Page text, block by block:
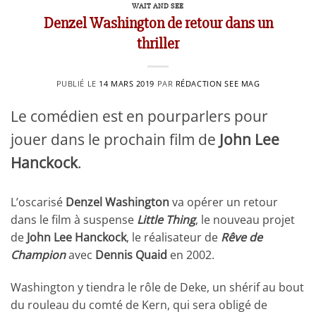
WAIT AND SEE
Denzel Washington de retour dans un
thriller
PUBLIÉ LE 14 MARS 2019 PAR RÉDACTION SEE MAG
Le comédien est en pourparlers pour
jouer dans le prochain film de John Lee
Hanckock.
L’oscarisé Denzel Washingtonva opérer un retour
dans le film à suspense Little Thing, le nouveau projet
de John Lee Hanckock, le réalisateur de Rêve de
Championavec Dennis Quaid en 2002.
Washington y tiendra le rôle de Deke, un shérif au bout
du rouleau du comté de Kern, qui sera obligé de